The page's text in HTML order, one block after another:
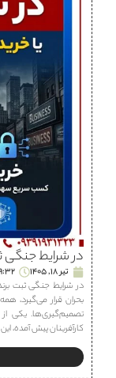
در شرایط جنگی
تیر 18, 1405
9:32
در شرایط جنگی ثبت
بحران قرار می‌گیرد،
تصمیم‌گیری‌ها. یکی از
کارآفرینان پیش آمده،